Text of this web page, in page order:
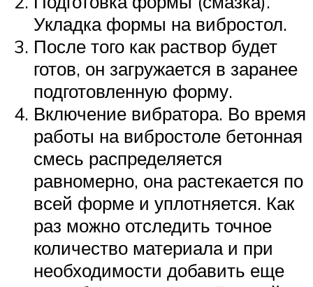
Укладка формы на вибростол.
После того как раствор будет
готов, он загружается в заранее
подготовленную форму.
Включение вибратора. Во время
работы на вибростоле бетонная
смесь распределяется
равномерно, она растекается по
всей форме и уплотняется. Как
раз можно отследить точное
количество материала и при
необходимости добавить еще